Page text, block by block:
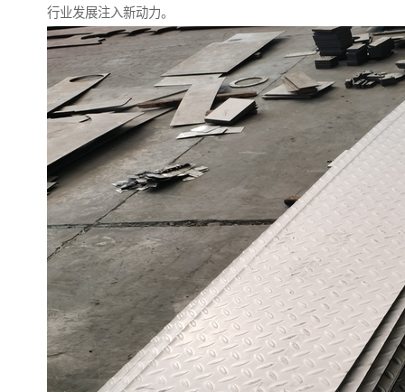
行业发展注入新动力。